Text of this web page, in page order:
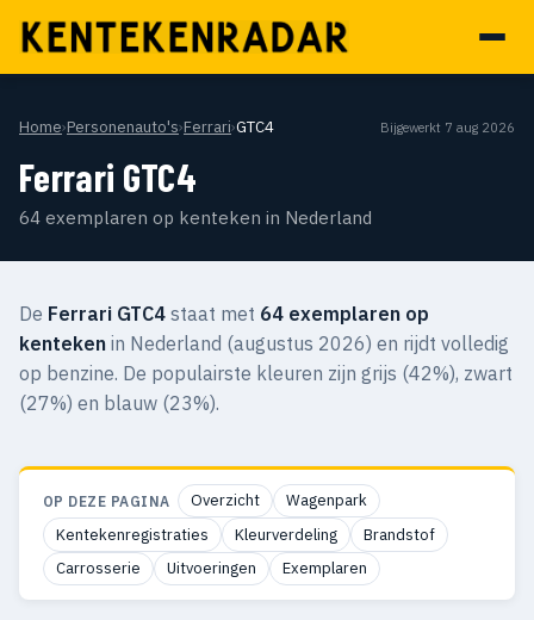
Home›Personenauto's›Ferrari›GTC4 Bijgewerkt 7 aug 2026
Ferrari GTC4
64 exemplaren op kenteken in Nederland
De Ferrari GTC4 staat met 64 exemplaren op
kenteken in Nederland (augustus 2026) en rijdt volledig
op benzine. De populairste kleuren zijn grijs (42%), zwart
(27%) en blauw (23%).
OP DEZE PAGINA Overzicht
Wagenpark
Kentekenregistraties
Kleurverdeling
Brandstof
Carrosserie
Uitvoeringen Exemplaren